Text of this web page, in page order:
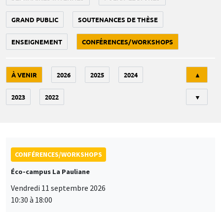
GRAND PUBLIC SOUTENANCES DE THÈSE
ENSEIGNEMENT CONFÉRENCES/WORKSHOPS
À VENIR 2026 2025 2024
2023 2022
▲
▼
CONFÉRENCES/WORKSHOPS
Éco-campus La Pauliane
Vendredi 11 septembre 2026
10:30 à 18:00